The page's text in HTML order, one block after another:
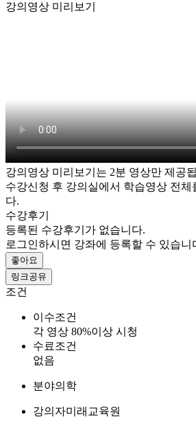
강의영상 미리보기
강의영상 미리보기는 2분 영상만 제공
수강신청 후 강의실에서 학습영상 전체
다.
수강후기
등록된 수강후기가 없습니다.
로그인하시면 강좌에 등록할 수 있습니
좋아요
링크공유
조건
이수조건
각 영상 80%이상 시청
수료조건
없음
분야의학
강의자미래교육원